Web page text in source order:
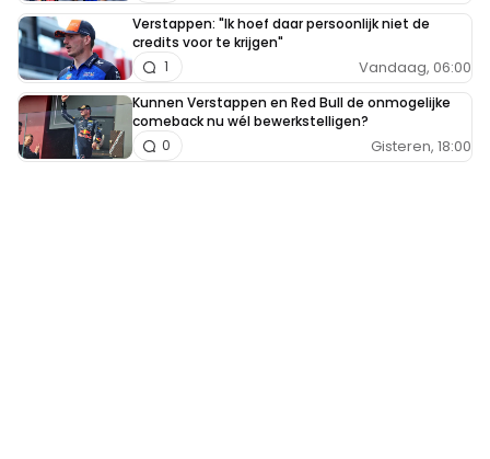
Verstappen: "Ik hoef daar persoonlijk niet de
credits voor te krijgen"
Vandaag, 06:00
1
Kunnen Verstappen en Red Bull de onmogelijke
comeback nu wél bewerkstelligen?
Gisteren, 18:00
0